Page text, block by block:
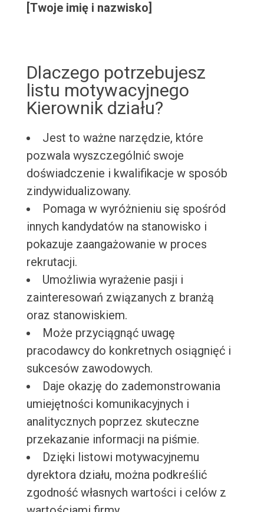
[Twoje imię i nazwisko]
Dlaczego potrzebujesz
listu motywacyjnego
Kierownik działu?
Jest to ważne narzędzie, które
pozwala wyszczególnić swoje
doświadczenie i kwalifikacje w sposób
zindywidualizowany.
Pomaga w wyróżnieniu się spośród
innych kandydatów na stanowisko i
pokazuje zaangażowanie w proces
rekrutacji.
Umożliwia wyrażenie pasji i
zainteresowań związanych z branżą
oraz stanowiskiem.
Może przyciągnąć uwagę
pracodawcy do konkretnych osiągnięć i
sukcesów zawodowych.
Daje okazję do zademonstrowania
umiejętności komunikacyjnych i
analitycznych poprzez skuteczne
przekazanie informacji na piśmie.
Dzięki listowi motywacyjnemu
dyrektora działu, można podkreślić
zgodność własnych wartości i celów z